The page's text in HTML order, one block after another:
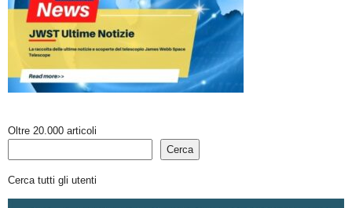
Oltre 20.000 articoli
Cerca
Cerca tutti gli utenti